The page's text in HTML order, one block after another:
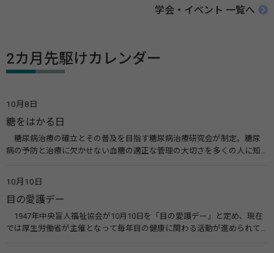
学会・イベント 一覧へ
2カ月先駆けカレンダー
10月8日
糖をはかる日
糖尿病治療の確立とその普及を目指す糖尿病治療研究会が制定。糖尿
病の予防と治療に欠かせない血糖の適正な管理の大切さを多くの人に知
療研究会） 糖尿病ネットワーク
10月10日
目の愛護デー
1947年中央盲人福祉協会が10月10日を「目の愛護デー」と定め、現在
では厚生労働省が主催となって毎年目の健康に関わる活動が進められて